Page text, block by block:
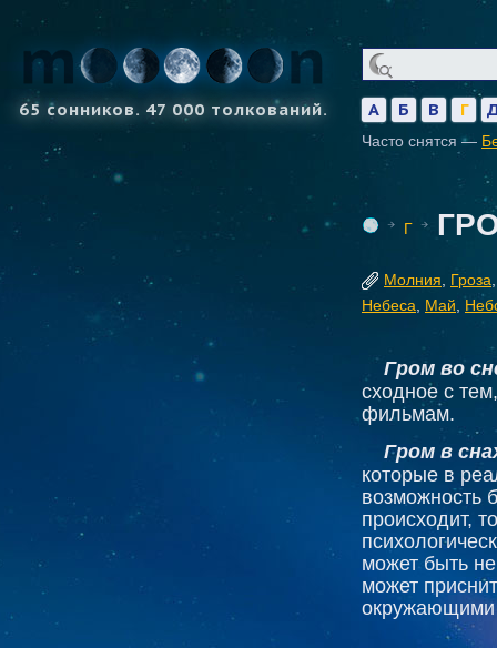
65 сонников. 47 000 толкований. А Б В Г
Часто снятся —
Г
Молния Гроза
Небеса
Май
Гром во
сходное с
фильмам.
Гром в
которые в
возможность
происходит,
может быть
может
окружающими